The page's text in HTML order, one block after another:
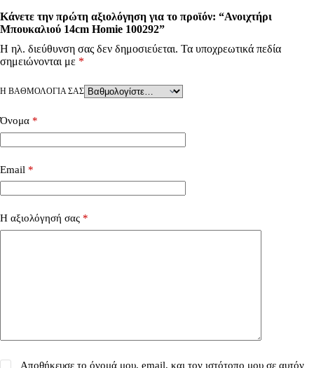
Κάνετε την πρώτη αξιολόγηση για το προϊόν: “Ανοιχτήρι
Μπουκαλιού 14cm Homie 100292”
Η ηλ. διεύθυνση σας δεν δημοσιεύεται. Τα υποχρεωτικά πεδία
σημειώνονται με *
Η ΒΑΘΜΟΛΟΓΊΑ ΣΑΣ
Όνομα *
Email *
Η αξιολόγησή σας *
Αποθήκευσε το όνομά μου, email, και τον ιστότοπο μου σε αυτόν